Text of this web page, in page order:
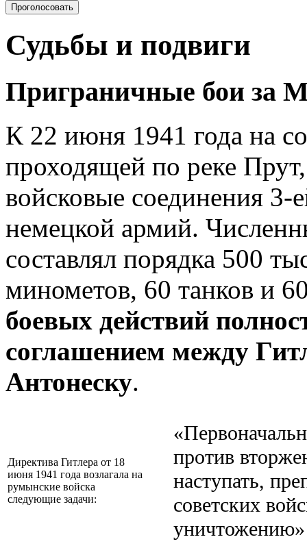
Проголосовать
Судьбы и подвиги
Приграничные бои за
К 22 июня 1941 года на
проходящей по реке
войсковые соединения
немецкой армий.
составлял порядка 500
минометов, 60 танков и
боевых действий
соглашением между
Антонеску.
Директива Гитлера от 18
июня 1941 года возлагала на
румынские войска
следующие задачи:
против
наступать,
советских
уничтожению»